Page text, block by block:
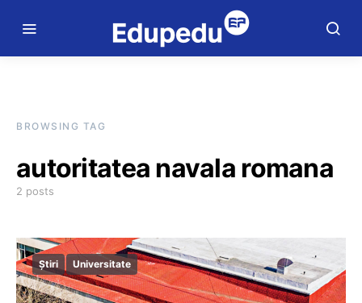
BROWSING TAG
autoritatea navala romana
2 posts
Știri Universitate